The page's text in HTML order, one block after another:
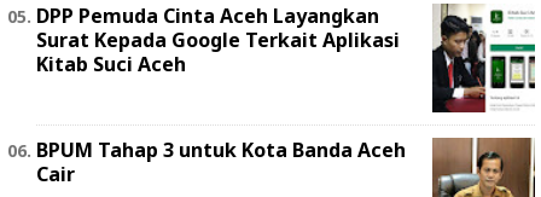
DPP Pemuda Cinta Aceh Layangkan
Surat Kepada Google Terkait Aplikasi
Kitab Suci Aceh
BPUM Tahap 3 untuk Kota Banda Aceh
Cair